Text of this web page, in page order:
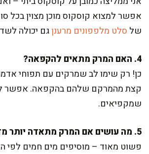
אפשר למצוא קוסקוס מוכן מצוין בכל
של סלט מלפפונים מרענןגם יכולה
4. האם המרק מתאים להקפאה?
כן! רק שימו לב שמרקים עם תפוחי
קצת מהמרקם שלהם בהקפאה. אפשר
שמקפיאים.
5. מה עושים אם המרק מתאדה יותר מדי?
פשוט מאוד – מוסיפים מים חמים לפי